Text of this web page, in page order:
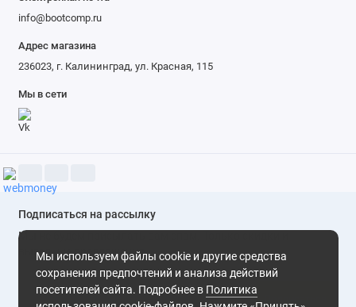
Мы используем файлы cookie и другие средства
сохранения предпочтений и анализа действий
посетителей сайта. Подробнее в Политика
info@bootcomp.ru
Адрес магазина
236023, г. Калининград, ул. Красная, 115
Мы в сети
Подписаться на рассылку
Мы не будем присылать вам спам. Только скидки и
выгодные предложения